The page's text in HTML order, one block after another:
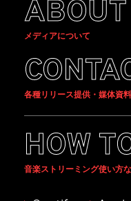
ABOUT
メディアについて
各種リリース提供・媒体資
HOW
音楽ストリーミング使い方